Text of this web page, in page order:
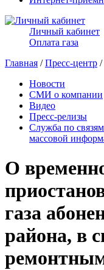
Личный кабинет
Оплата газа
Главная /Пресс-центр /
Новости
СМИ о компании
Видео
Пресс-релизы
Служба по
массовой
О
газа
района, в